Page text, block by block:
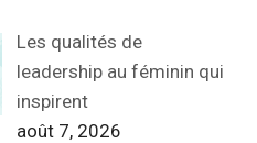
Les qualités de
leadership au féminin qui
inspirent
août 7, 2026